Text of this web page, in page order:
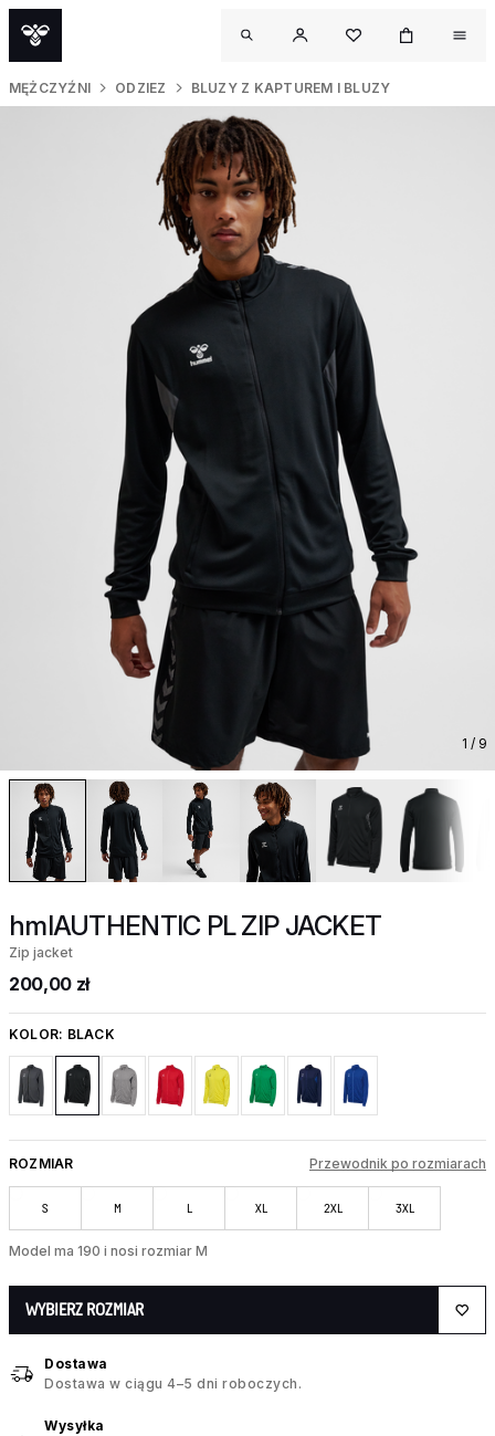
MĘŻCZYŹNI ODZIEZ BLUZY Z KAPTUREM I BLUZY
1 / 9
hmlAUTHENTIC PL ZIP JACKET
Zip jacket
200,00 zł
KOLOR: BLACK
ROZMIAR Przewodnik po rozmiarach
S M L XL 2XL 3XL
Model ma 190 i nosi rozmiar M
WYBIERZ ROZMIAR
Dostawa
Dostawa w ciągu 4–5 dni roboczych.
Wysyłka